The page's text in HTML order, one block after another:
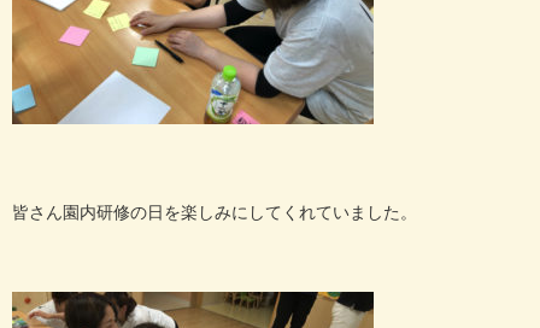
皆さん園内研修の日を楽しみにしてくれていました。